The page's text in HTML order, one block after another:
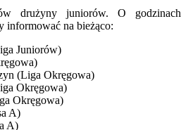
drużyny juniorów. O godzinach
informować na bieżąco:
Juniorów)
(Liga Okręgowa)
Okręgowa)
Okręgowa)
A)
A)